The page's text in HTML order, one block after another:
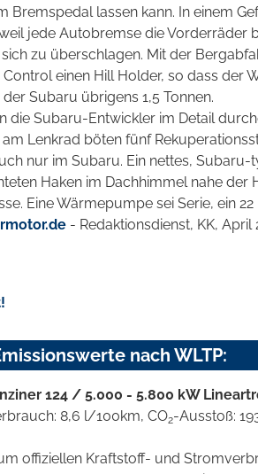
Bremspedal lassen kann. In einem
jede Autobremse die
zu überschlagen. Mit der
einen Hill Holder, so dass der
Subaru übrigens 1,5 Tonnen.
die Subaru-Entwickler im Detail
Lenkrad böten fünf
nur im Subaru. Ein nettes,
Haken im Dachhimmel nahe der
Eine Wärmepumpe sei Serie, ein
- Redaktionsdienst, KK, April
nach WLTP:
124 / 5.000 - 5.800 kW
8,6 l/100km, CO2-Ausstoß:
offiziellen Kraftstoff- und